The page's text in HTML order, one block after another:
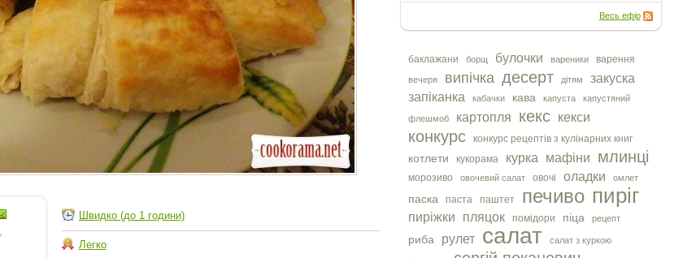
Весь ефір
баклажани борщ булочки вареники варення
вечеря випічка десерт дітям
закуска
запіканка
кабачки кава капуста капустяний
флешмоб картопля кекс кекси
конкурс конкурс рецептів з кулінарних книг
котлети кукорама курка мафіни млинці
морозиво овочевий салат овочі оладки омлет
паска паста паштет печиво пиріг
пиріжки пляцок помідори піца рецепт
риба рулет салат салат з куркою
Швидко (до 1 години)
Легко